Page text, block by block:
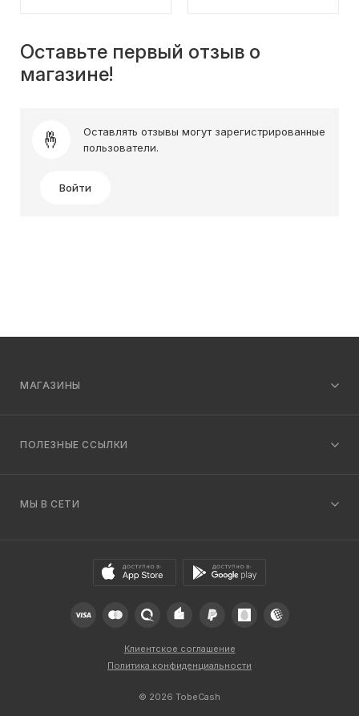
Оставьте первый отзыв о
магазине!
Оставлять отзывы могут зарегистрированные
пользователи.
Войти
МАГАЗИНЫ
ПОЛЕЗНЫЕ ССЫЛКИ
МЫ В СЕТИ
© 2026 TobeCash
Клиентское соглашение
Политика конфиденциальности